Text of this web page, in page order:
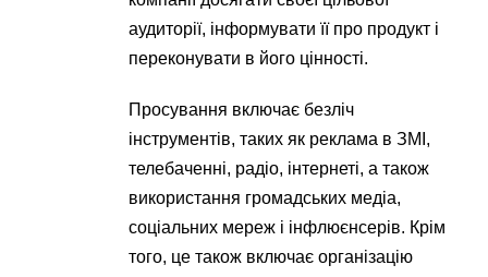
аудиторії, інформувати її про продукт і
переконувати в його цінності.
Просування включає безліч
інструментів, таких як реклама в ЗМІ,
телебаченні, радіо, інтернеті, а також
використання громадських медіа,
соціальних мереж і інфлюєнсерів. Крім
того, це також включає організацію